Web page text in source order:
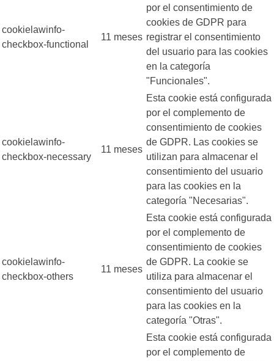
cookielawinfo-
checkbox-functional
11 meses
por el consentimiento de
cookies de GDPR para
registrar el consentimiento
del usuario para las cookies
en la categoría
"Funcionales".
cookielawinfo-
checkbox-necessary
11 meses
Esta cookie está configurada
por el complemento de
consentimiento de cookies
de GDPR. Las cookies se
utilizan para almacenar el
consentimiento del usuario
para las cookies en la
categoría "Necesarias".
cookielawinfo-
checkbox-others
11 meses
Esta cookie está configurada
por el complemento de
consentimiento de cookies
de GDPR. La cookie se
utiliza para almacenar el
consentimiento del usuario
para las cookies en la
categoría "Otras".
Esta cookie está configurada
por el complemento de